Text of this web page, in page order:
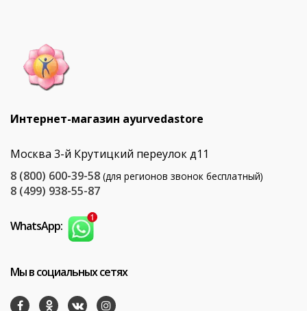
Интернет-магазин ayurvedastore
Москва 3-й Крутицкий переулок д11
8 (800) 600-39-58 (для регионов звонок бесплатный)
8 (499) 938-55-87
WhatsApp:
Мы в социальных сетях